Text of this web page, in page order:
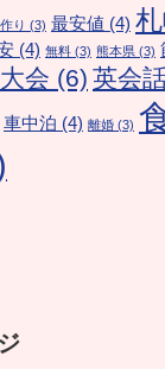
り (3) 最安値 (4)
(4) 無料 (3) 熊本県 (3)
会 (6) 英会
車中泊 (4) 離婚 (3)